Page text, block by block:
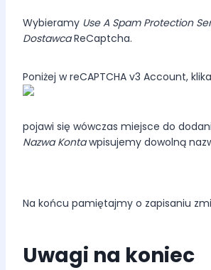
Wybieramy Use A Spam Protection
DostawcaReCaptcha.
Poniżej w reCAPTCHA v3 Account,
pojawi się wówczas miejsce do
Nazwa Kontawpisujemy dowolną
Na końcu pamiętajmy o zapisaniu
Uwagi na koniec